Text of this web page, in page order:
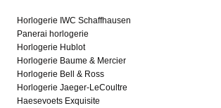
Horlogerie IWC Schaffhausen
Panerai horlogerie
Horlogerie Hublot
Horlogerie Baume & Mercier
Horlogerie Bell & Ross
Horlogerie Jaeger-LeCoultre
Haesevoets Exquisite